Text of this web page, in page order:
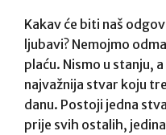
Kakav će biti naš
ljubavi? Nemojmo
plaću. Nismo u stanju,
najvažnija stvar koju
danu. Postoji jedna
prije svih ostalih,